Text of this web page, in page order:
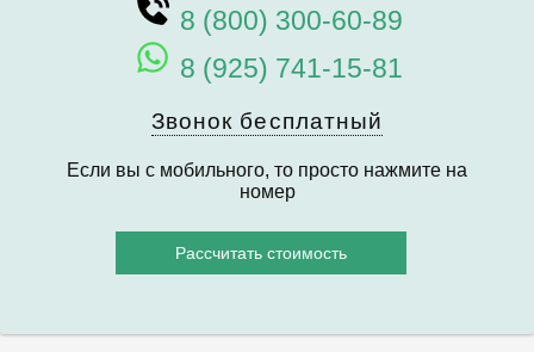
8 (800) 300-60-89
8 (925) 741-15-81
Звонок бесплатный
Если вы с мобильного, то просто нажмите на
номер
Рассчитать стоимость